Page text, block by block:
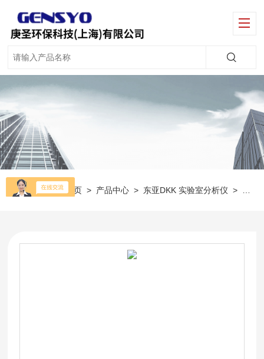
当前位置： 首页 > 产品中心 > 东亚DKK 实验室分析仪 >